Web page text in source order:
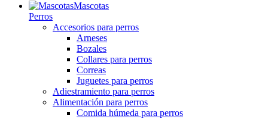
Mascotas
Perros
Accesorios para perros
Arneses
Bozales
Collares para perros
Correas
Juguetes para perros
Adiestramiento para perros
Alimentación para perros
Comida húmeda para perros